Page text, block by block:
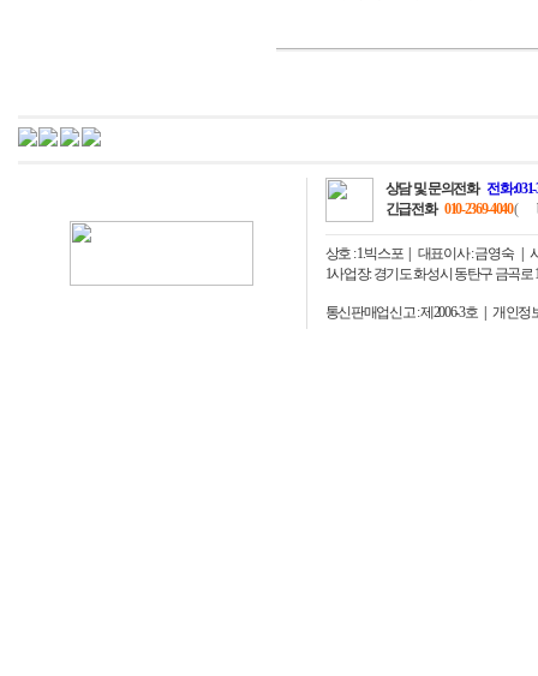
상담 및 문의전화 전화
긴급전화010-2369-4040(
상호 : 1.빅스포 대표이사 : 금영숙
1사업장: 경기도 화성시 동탄구 금곡로
통신판매업신고 : 제2006-3호 개인정